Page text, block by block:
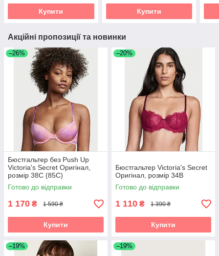
Купити Купити
Акційні пропозиції та новинки
–26%
Бюстгальтер без Push Up
Victoria's Secret Оригінал,
розмір 38С (85С)
Готово до відправки
1 170 ₴ 1 590 ₴
Купити
–20%
Бюстгальтер Victoria's Secret
Оригінал, розмір 34B
Готово до відправки
1 110 ₴ 1 390 ₴
Купити
–19% –19%